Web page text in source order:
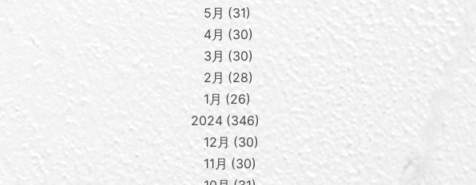
5月
31
4月
30
3月
30
2月
28
1月
26
2024 346
12月 30
11月
30